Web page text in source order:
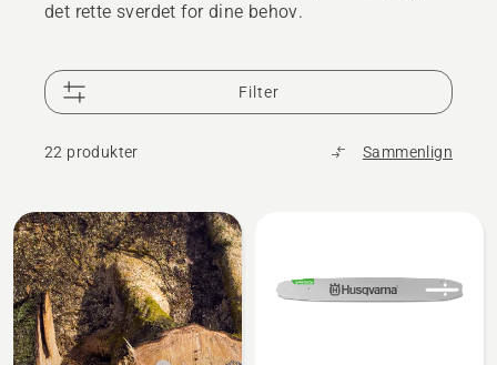
det rette sverdet for dine behov.
Filter
22 produkter Sammenlign
Alle
produkter